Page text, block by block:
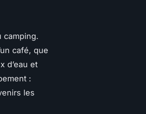
camping.
café, que
d’eau et
:
les